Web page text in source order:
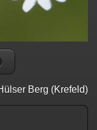
Berg (Krefeld)